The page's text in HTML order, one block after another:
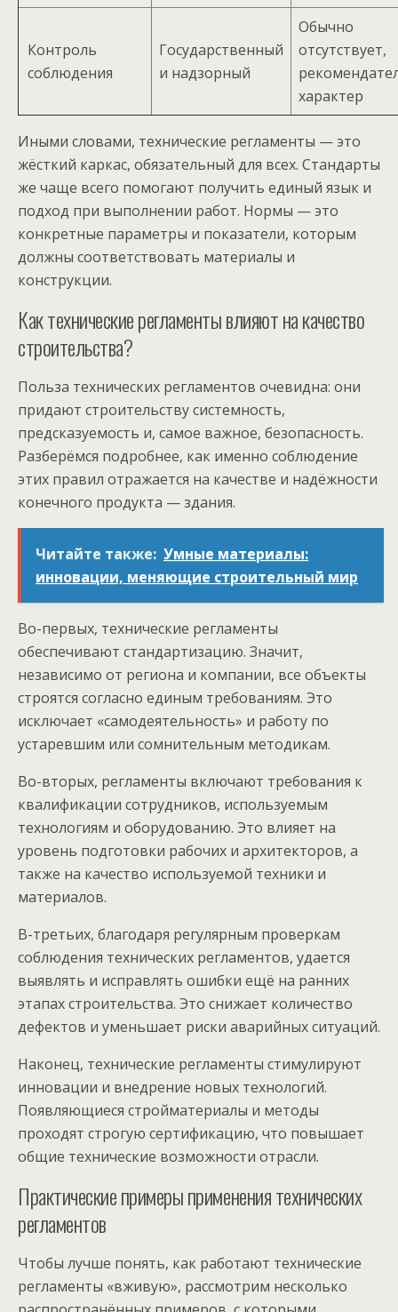
Контроль
соблюдения
Государственный
и надзорный
Обычно
отсутствует,
характер
Иными словами, технические регламенты — это
жёсткий каркас, обязательный для всех. Стандарты
же чаще всего помогают получить единый язык и
подход при выполнении работ. Нормы — это
конкретные параметры и показатели, которым
должны соответствовать материалы и
конструкции.
Как технические регламенты влияют на качество
строительства?
Польза технических регламентов очевидна: они
придают строительству системность,
предсказуемость и, самое важное, безопасность.
Разберёмся подробнее, как именно соблюдение
этих правил отражается на качестве и надёжности
конечного продукта — здания.
Читайте также: Умные материалы:
инновации, меняющие строительный мир
Во-первых, технические регламенты
обеспечивают стандартизацию. Значит,
независимо от региона и компании, все объекты
строятся согласно единым требованиям. Это
исключает «самодеятельность» и работу по
устаревшим или сомнительным методикам.
Во-вторых, регламенты включают требования к
квалификации сотрудников, используемым
технологиям и оборудованию. Это влияет на
уровень подготовки рабочих и архитекторов, а
также на качество используемой техники и
материалов.
В-третьих, благодаря регулярным проверкам
соблюдения технических регламентов, удается
выявлять и исправлять ошибки ещё на ранних
этапах строительства. Это снижает количество
дефектов и уменьшает риски аварийных ситуаций.
Наконец, технические регламенты стимулируют
инновации и внедрение новых технологий.
Появляющиеся стройматериалы и методы
проходят строгую сертификацию, что повышает
общие технические возможности отрасли.
Практические примеры применения технических
регламентов
Чтобы лучше понять, как работают технические
регламенты «вживую», рассмотрим несколько